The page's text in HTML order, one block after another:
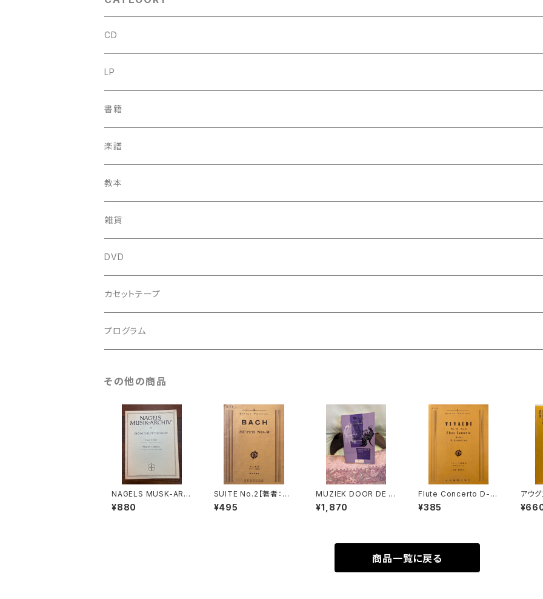
CD
古楽
中古CD
鍋島元子関連CD
古楽以外
中古CD
LP
古楽
中古LP
鍋島元子関連LP
古楽以外
中古LP
書籍
古楽関係
中古本
新古本
古楽以外
中古本
中古本
楽譜
古楽関係
スコア
鍵盤用
古楽以外
スコア
教本
古楽関係
古楽以外
雑貨
トートバッグ
バロック
ルネサンス
DVD
古楽
古楽以外
カセットテープ
古楽
プログラム
古楽以外
その他の商品
NAGELS MUSK-ARC
HIV 131 TRIO F-DUR
für Altblockflöte, Vi
¥880
SUITE No.2【著者：BA
CH】出版社：日本楽譜
出版社
¥495
MUZIEK DOOR DE E
EUWEN 3【著者：DRS.
W.C.M.KLOPPENBU
¥1,870
Flute Concerto D-d
ur op.10 No.3 Il Car
dellino【著者：VIVALD
¥385
アウ
【著者
ル, 訳
商品一覧に戻る